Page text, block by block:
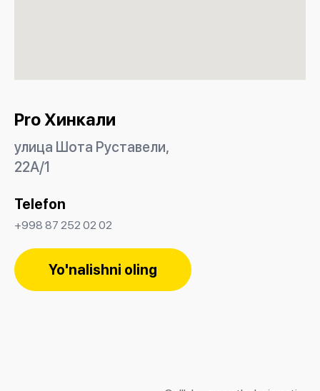
Pro Хинкали
улица Шота Руставели,
22А/1
Telefon
+998 87 252 02 02
Yo'nalishni oling